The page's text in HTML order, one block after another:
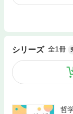
シリーズ 全1冊
哲